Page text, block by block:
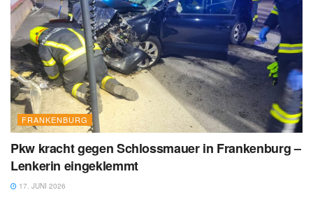
FRANKENBURG
Pkw kracht gegen Schlossmauer in Frankenburg –
Lenkerin eingeklemmt
17. JUNI 2026